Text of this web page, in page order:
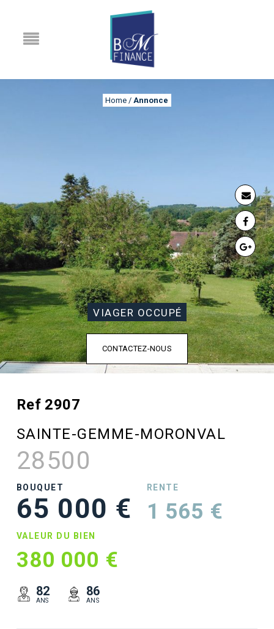
Home / Annonce
VIAGER OCCUPÉ
CONTACTEZ-NOUS
Ref 2907
SAINTE-GEMME-MORONVAL
28500
BOUQUET
65 000 €
RENTE
1 565 €
VALEUR DU BIEN
380 000 €
82
ANS
86
ANS